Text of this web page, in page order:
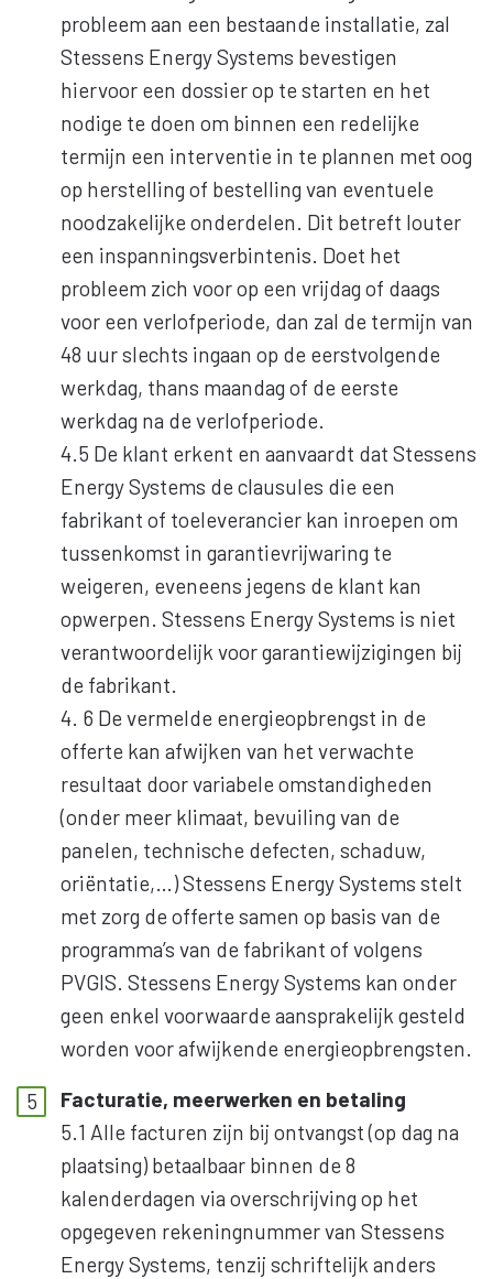
probleem aan een bestaande installatie, zal
Stessens Energy Systems bevestigen
hiervoor een dossier op te starten en het
nodige te doen om binnen een redelijke
termijn een interventie in te plannen met oog
op herstelling of bestelling van eventuele
noodzakelijke onderdelen. Dit betreft louter
een inspanningsverbintenis. Doet het
probleem zich voor op een vrijdag of daags
voor een verlofperiode, dan zal de termijn van
48 uur slechts ingaan op de eerstvolgende
werkdag, thans maandag of de eerste
werkdag na de verlofperiode.
4.5 De klant erkent en aanvaardt dat Stessens
Energy Systems de clausules die een
fabrikant of toeleverancier kan inroepen om
tussenkomst in garantievrijwaring te
weigeren, eveneens jegens de klant kan
opwerpen. Stessens Energy Systems is niet
verantwoordelijk voor garantiewijzigingen bij
de fabrikant.
4. 6 De vermelde energieopbrengst in de
offerte kan afwijken van het verwachte
resultaat door variabele omstandigheden
(onder meer klimaat, bevuiling van de
panelen, technische defecten, schaduw,
oriëntatie,…) Stessens Energy Systems stelt
met zorg de offerte samen op basis van de
programma’s van de fabrikant of volgens
PVGIS. Stessens Energy Systems kan onder
geen enkel voorwaarde aansprakelijk gesteld
worden voor afwijkende energieopbrengsten.
Facturatie, meerwerken en betaling
5.1 Alle facturen zijn bij ontvangst (op dag na
plaatsing) betaalbaar binnen de 8
kalenderdagen via overschrijving op het
opgegeven rekeningnummer van Stessens
Energy Systems, tenzij schriftelijk anders